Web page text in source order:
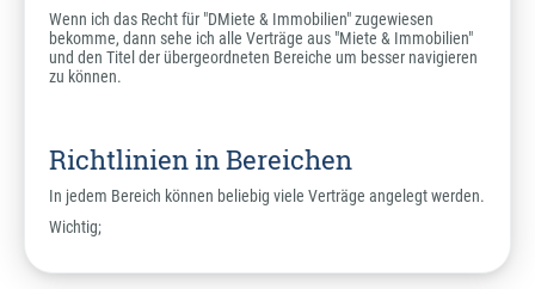
Wenn ich das Recht für "DMiete & Immobilien" zugewiesen
bekomme, dann sehe ich alle Verträge aus "Miete & Immobilien"
und den Titel der übergeordneten Bereiche um besser navigieren
zu können.
Richtlinien in Bereichen
In jedem Bereich können beliebig viele Verträge angelegt werden.
Wichtig;